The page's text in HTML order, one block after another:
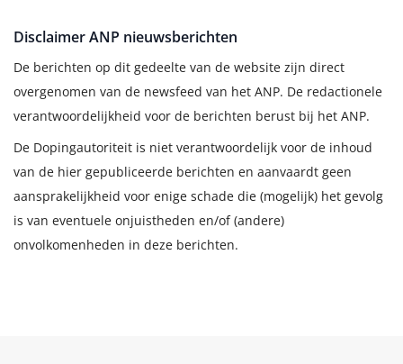
Disclaimer ANP nieuwsberichten
De berichten op dit gedeelte van de website zijn direct
overgenomen van de newsfeed van het ANP. De redactionele
verantwoordelijkheid voor de berichten berust bij het ANP.
De Dopingautoriteit is niet verantwoordelijk voor de inhoud
van de hier gepubliceerde berichten en aanvaardt geen
aansprakelijkheid voor enige schade die (mogelijk) het gevolg
is van eventuele onjuistheden en/of (andere)
onvolkomenheden in deze berichten.